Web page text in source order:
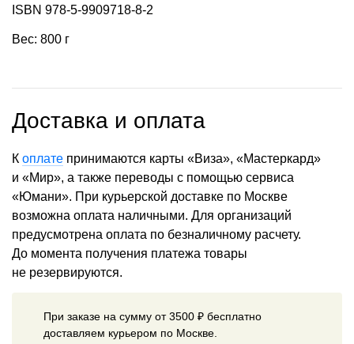
ISBN 978-5-9909718-8-2
Вес: 800 г
Доставка и оплата
К оплате принимаются карты «Виза», «Мастеркард»
и «Мир», а также переводы с помощью сервиса
«Юмани». При курьерской доставке по Москве
возможна оплата наличными. Для организаций
предусмотрена оплата по безналичному расчету.
До момента получения платежа товары
не резервируются.
При заказе на сумму от 3500 ₽ бесплатно
доставляем курьером по Москве.